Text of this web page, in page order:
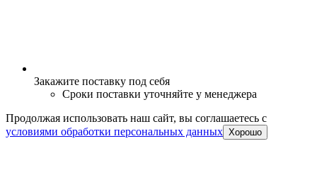
Закажите поставку под себя
Сроки поставки уточняйте у менеджера
Продолжая использовать наш сайт, вы соглашаетесь c
условиями обработки персональных данных Хорошо